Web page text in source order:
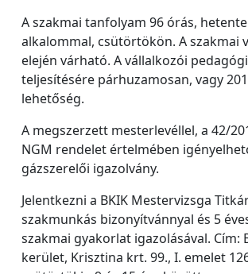
A szakmai tanfolyam 96 órás,
alkalommal, csütörtökön. A szakmai
elején várható. A vállalkozói
teljesítésére párhuzamosan, vagy
lehetőség.
A megszerzett mesterlevéllel, a 42/
NGM rendelet értelmében
gázszerelői igazolvány.
Jelentkezni a BKIK Mestervizsga
szakmunkás bizonyítvánnyal és 5
szakmai gyakorlat igazolásával. Cím:
kerület, Krisztina krt. 99., I. emelet